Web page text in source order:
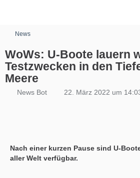
News
WoWs: U-Boote lauern
Testzwecken in den
Meere
News Bot 22. März 2022 um
Nach einer kurzen Pause sind U-
aller Welt verfügbar.